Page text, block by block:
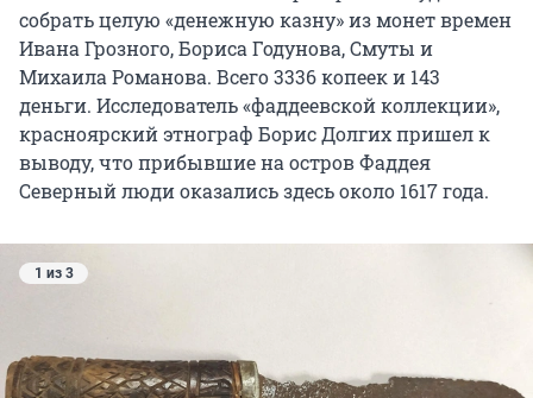
собрать целую «денежную казну» из монет времен
Ивана Грозного, Бориса Годунова, Смуты и
Михаила Романова. Всего 3336 копеек и 143
деньги. Исследователь «фаддеевской коллекции»,
красноярский этнограф Борис Долгих пришел к
выводу, что прибывшие на остров Фаддея
Северный люди оказались здесь около 1617 года.
1 из 3